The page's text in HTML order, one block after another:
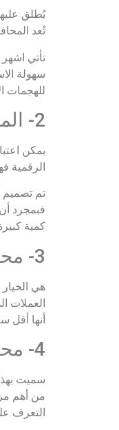
يُطلق
تُعد
تأتي
سهولة
للهجمات
2- المحافظ الباردة
يمكن
الرقمية
تم تصميم
فبمجرد
كمية
3- محفظة الويب
هي
العملات
أنها أقل
4- محافظ المحمول
سميت
من أهم
التعرف